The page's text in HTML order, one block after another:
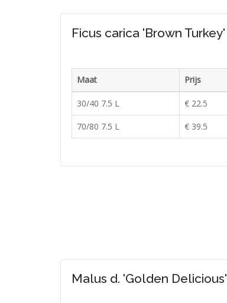
Ficus carica 'Brown Turkey'
Maat
Prijs
30/40 7.5 L € 22.5
70/80 7.5 L € 39.5
Malus d. 'Golden Delicious'